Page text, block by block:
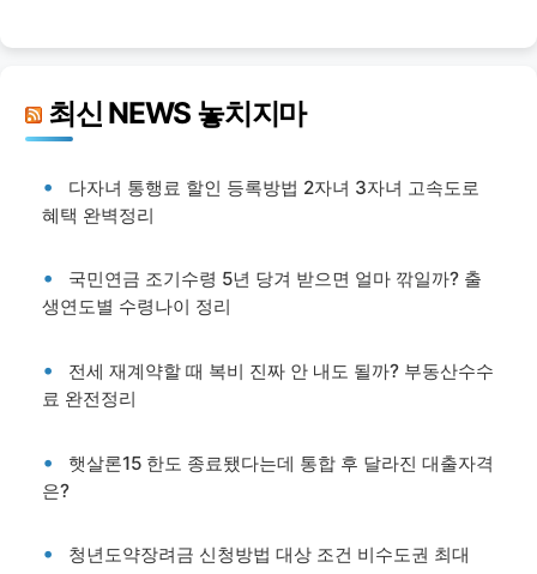
최신 NEWS 놓치지마
다자녀 통행료 할인 등록방법 2자녀 3자녀 고속도로
혜택 완벽정리
국민연금 조기수령 5년 당겨 받으면 얼마 깎일까? 출
생연도별 수령나이 정리
전세 재계약할 때 복비 진짜 안 내도 될까? 부동산수수
료 완전정리
햇살론15 한도 종료됐다는데 통합 후 달라진 대출자격
은?
청년도약장려금 신청방법 대상 조건 비수도권 최대